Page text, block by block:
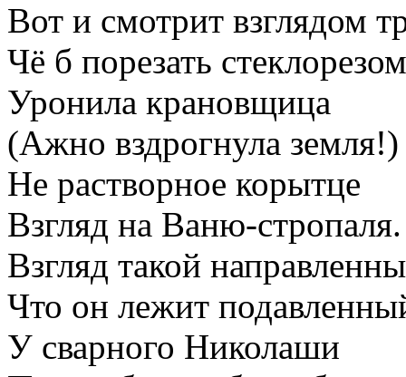
Вот и смотрит взглядом
Чё б порезать
Уронила крановщица
(Ажно вздрогнула земля!)
Не растворное корытце
Взгляд на Ваню-стропаля.
Взгляд такой
Что он лежит
У сварного Николаши